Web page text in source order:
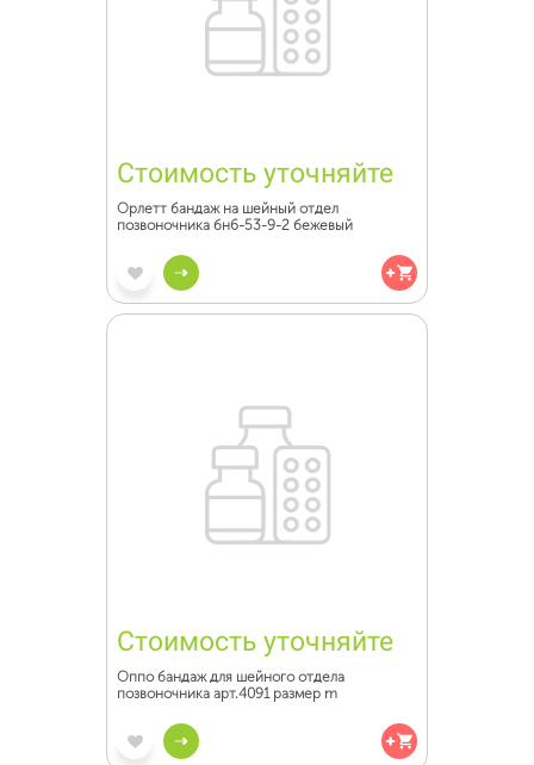
Стоимость уточняйте
Орлетт бандаж на шейный отдел
позвоночника бн6-53-9-2 бежевый
Стоимость уточняйте
Оппо бандаж для шейного отдела
позвоночника арт.4091 размер m